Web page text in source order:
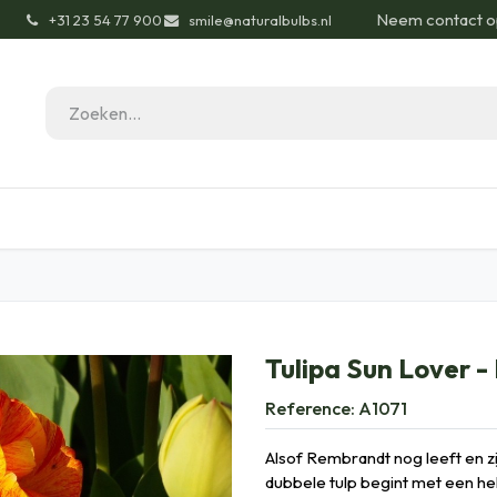
͏+31 23 54 77 900 smile@naturalbulbs.nl Neem contact
Tulipa Sun Lover -
Reference: A1071
Alsof Rembrandt nog leeft en
dubbele tulp begint met een